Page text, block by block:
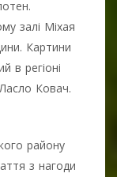
залі Міхая
Картини
в регіоні
Ковач.
району
з нагоди